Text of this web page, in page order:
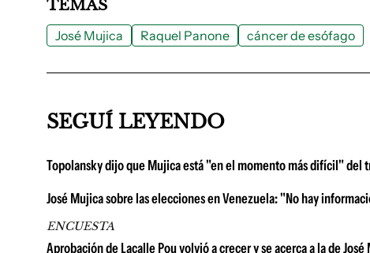
TEMAS
José Mujica Raquel Panone cáncer de esófago
SEGUÍ LEYENDO
Topolansky dijo que Mujica está "en el momento más difícil" del
José Mujica sobre las elecciones en Venezuela: "No hay
ENCUESTA
Aprobación de Lacalle Pou volvió a crecer y se acerca a la de